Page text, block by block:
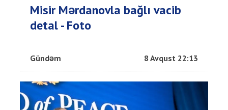
Misir Mərdanovla bağlı vacib
detal - Foto
Gündəm 8 Avqust 22:13